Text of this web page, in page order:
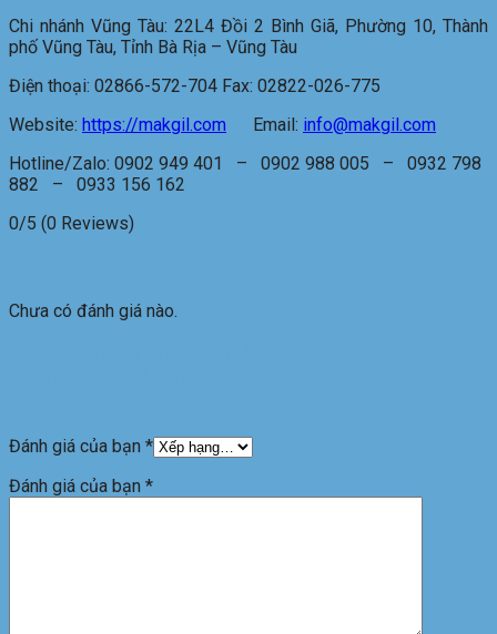
Chi nhánh Vũng Tàu: 22L4 Đồi 2 Bình Giã, Phường 10, Thành
phố Vũng Tàu, Tỉnh Bà Rịa – Vũng Tàu
Điện thoại: 02866-572-704 Fax: 02822-026-775
Website: https://makgil.com Email: info@makgil.com
Hotline/Zalo: 0902 949 401 – 0902 988 005 – 0932 798
882 – 0933 156 162
0/5 (0 Reviews)
Chưa có đánh giá nào.
Đánh giá của bạn *
Đánh giá của bạn *